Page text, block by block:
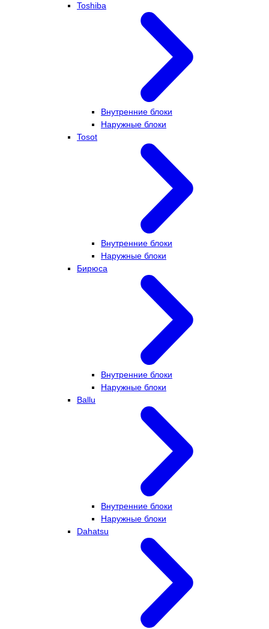
Toshiba
Внутренние блоки
Наружные блоки
Tosot
Внутренние блоки
Наружные блоки
Бирюса
Внутренние блоки
Наружные блоки
Ballu
Внутренние блоки
Наружные блоки
Dahatsu